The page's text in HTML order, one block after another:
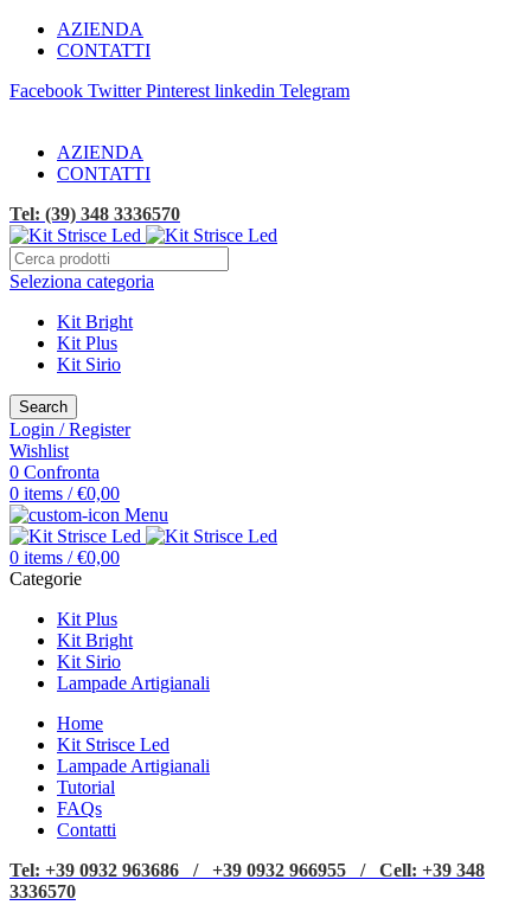
AZIENDA
CONTATTI
Facebook Twitter Pinterest linkedin Telegram
AZIENDA
CONTATTI
Tel: (39) 348 3336570
Seleziona categoria
Kit Bright
Kit Plus
Kit Sirio
Search
Login / Register
Wishlist
0 Confronta
0 items / €0,00
Menu
0 items / €0,00
Categorie
Kit Plus
Kit Bright
Kit Sirio
Lampade Artigianali
Home
Kit Strisce Led
Lampade Artigianali
Tutorial
FAQs
Contatti
Tel: +39 0932 963686 / +39 0932 966955 / Cell: +39 348
3336570